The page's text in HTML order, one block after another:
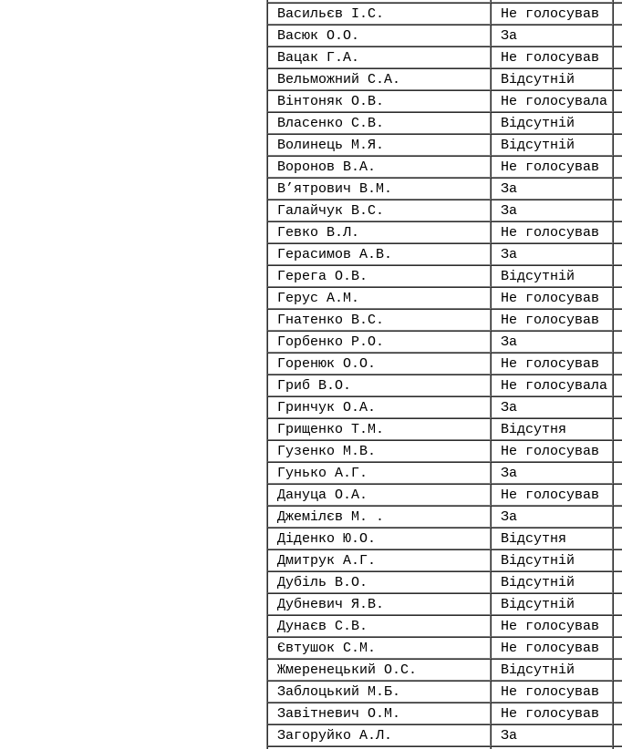
Васильєв І.С.
Не голосував
Васюк О.О.
За
Вацак Г.А.
Не голосував
Вельможний С.А.
Відсутній
Вінтоняк О.В.
Не голосувала
Власенко С.В.
Відсутній
Волинець М.Я.
Відсутній
Воронов В.А.
Не голосував
В’ятрович В.М.
За
Галайчук В.С.
За
Гевко В.Л.
Не голосував
Герасимов А.В.
За
Герега О.В.
Відсутній
Герус А.М.
Не голосував
Гнатенко В.С.
Не голосував
Горбенко Р.О.
За
Горенюк О.О.
Не голосував
Гриб В.О.
Не голосувала
Гринчук О.А.
За
Грищенко Т.М.
Відсутня
Гузенко М.В.
Не голосував
Гунько А.Г.
За
Дануца О.А.
Не голосував
Джемілєв М. .
За
Діденко Ю.О.
Відсутня
Дмитрук А.Г.
Відсутній
Дубіль В.О.
Відсутній
Дубневич Я.В.
Відсутній
Дунаєв С.В.
Не голосував
Євтушок С.М.
Не голосував
Жмеренецький О.С.
Відсутній
Заблоцький М.Б.
Не голосував
Завітневич О.М.
Не голосував
Загоруйко А.Л.
За